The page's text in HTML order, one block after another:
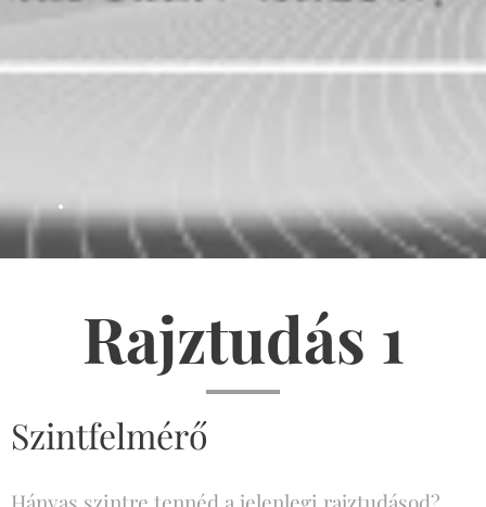
.
Rajztudás 1
Szintfelmérő